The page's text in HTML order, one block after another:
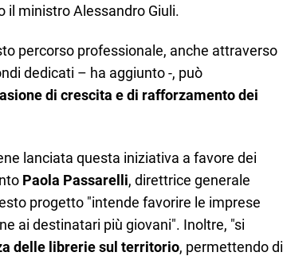
il ministro Alessandro Giuli.
percorso professionale, anche attraverso
dedicati – ha aggiunto -, può
di crescita e di rafforzamento dei
lanciata questa iniziativa a favore dei
Paola Passarelli, direttrice generale
progetto "intende favorire le imprese
ai destinatari più giovani". Inoltre, "si
delle librerie sul territorio, permettendo di